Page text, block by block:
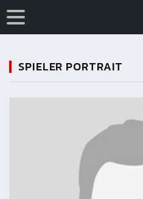
SPIELER PORTRAIT